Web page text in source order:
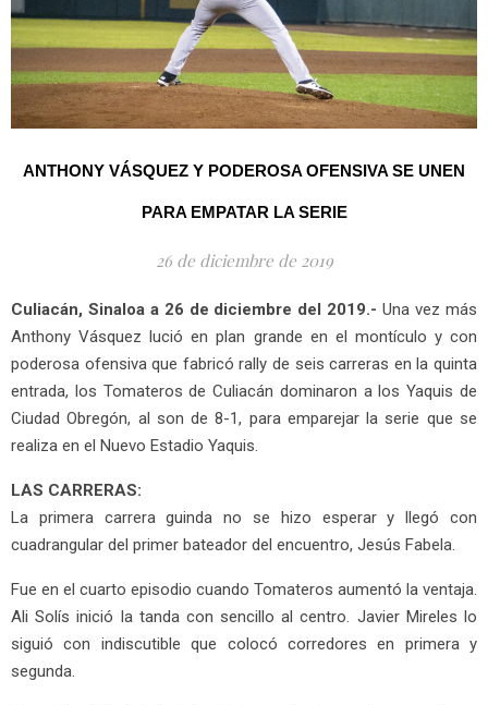
ANTHONY VÁSQUEZ Y PODEROSA OFENSIVA SE UNEN
PARA EMPATAR LA SERIE
26 de diciembre de 2019
Culiacán, Sinaloa a 26 de diciembre del 2019.- Una vez más
Anthony Vásquez lució en plan grande en el montículo y con
poderosa ofensiva que fabricó rally de seis carreras en la quinta
entrada, los Tomateros de Culiacán dominaron a los Yaquis de
Ciudad Obregón, al son de 8-1, para emparejar la serie que se
realiza en el Nuevo Estadio Yaquis.
LAS CARRERAS:
La primera carrera guinda no se hizo esperar y llegó con
cuadrangular del primer bateador del encuentro, Jesús Fabela.
Fue en el cuarto episodio cuando Tomateros aumentó la ventaja.
Ali Solís inició la tanda con sencillo al centro. Javier Mireles lo
siguió con indiscutible que colocó corredores en primera y
segunda.